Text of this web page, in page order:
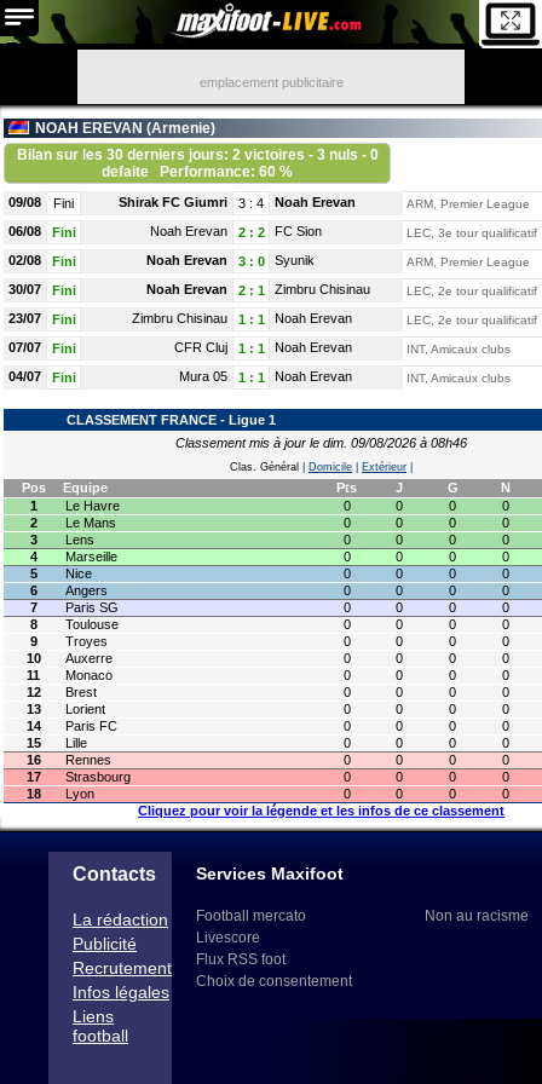
emplacement publicitaire
NOAH EREVAN (Armenie)
Bilan sur les 30 derniers jours: 2 victoires - 3 nuls - 0
defaite
Performance: 60 %
09/08 Fini Shirak FC Giumri 3 : 4 Noah Erevan ARM, Premier League
06/08 Fini Noah Erevan 2: 2 FC Sion LEC, 3e tour qualificatif
02/08 Fini Noah Erevan 3: 0 Syunik ARM, Premier League
30/07 Fini Noah Erevan 2: 1 Zimbru Chisinau LEC, 2e tour qualificatif
23/07 Fini Zimbru Chisinau 1: 1 Noah Erevan LEC, 2e tour qualificatif
07/07 Fini CFR Cluj 1: 1 Noah Erevan INT, Amicaux clubs
04/07 Fini Mura 05 1: 1 Noah Erevan INT, Amicaux clubs
CLASSEMENT FRANCE - Ligue 1
Classement mis à jour le dim. 09/08/2026 à 08h46
Clas. Général Domicile Extérieur
Pos Equipe Pts J G
N
1
Le Havre 0 0 0
0
2
Le Mans 0 0 0
0
3
Lens 0 0 0
0
4
Marseille 0 0 0
0
5
Nice 0 0 0
0
6
Angers 0 0 0
0
7
Paris SG 0 0 0
0
8
Toulouse 0 0 0
0
9
Troyes 0 0 0
0
10
Auxerre 0 0 0
0
11
Monaco 0 0 0
0
12
Brest 0 0 0
0
13
Lorient 0 0 0
0
14
Paris FC 0 0 0
0
15
Lille 0 0 0
0
16
Rennes 0 0 0
0
17
Strasbourg 0 0 0
0
18
Lyon 0 0 0
0
Cliquez pour voir la légende et les infos de ce classement
Contacts
La rédaction
Publicité
Recrutement
Infos légales
Liens
football
Services Maxifoot
Football mercato
Livescore
Flux RSS foot
Choix de consentement
Non au racisme